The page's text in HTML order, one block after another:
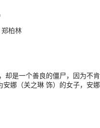
郑柏林
却是一个善良的僵尸，因为不
娜（关之琳 饰）的女子，安
爵用自己的血救了孤儿柏林的
的哥哥冯仁玉（徐少强 饰）
回生的消息，于是绑架了安娜